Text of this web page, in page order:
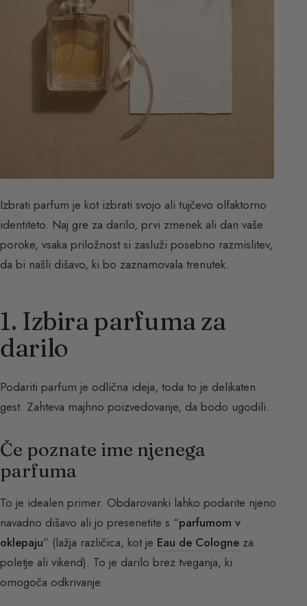
Izbrati parfum je kot izbrati svojo ali tujčevo olfaktorno
identiteto. Naj gre za darilo, prvi zmenek ali dan vaše
poroke, vsaka priložnost si zasluži posebno razmislitev,
da bi našli dišavo, ki bo zaznamovala trenutek.
1. Izbira parfuma za
darilo
Podariti parfum je odlična ideja, toda to je delikaten
gest. Zahteva majhno poizvedovanje, da bodo ugodili.
Če poznate ime njenega
parfuma
To je idealen primer. Obdarovanki lahko podarite njeno
navadno dišavo ali jo presenetite s “parfumom v
oklepaju” (lažja različica, kot je Eau de Cologne za
poletje ali vikend). To je darilo brez tveganja, ki
omogoča odkrivanje.